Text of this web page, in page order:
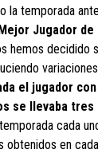
la temporada
Jugador
hemos decidido
el jugador
se llevaba tres
cada
obtenidos en